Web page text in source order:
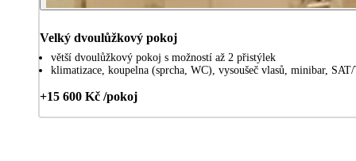
Velký dvoulůžkový pokoj
větší dvoulůžkový pokoj s možností až 2 přistýlek
klimatizace, koupelna (sprcha, WC), vysoušeč vlasů, minibar,
+15 600 Kč /pokoj